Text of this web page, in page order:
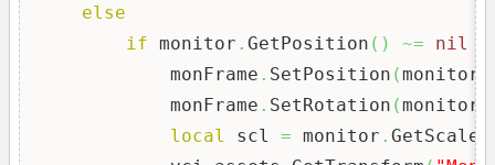
else
if monitor . GetPosition ( ) ~= nil
            monFrame
. SetPosition (monitor
            monFrame
. SetRotation (monitor
local
scl = monitor . GetScale